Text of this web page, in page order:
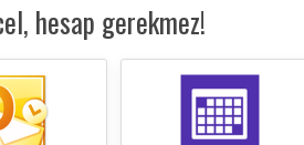
hesap gerekmez!